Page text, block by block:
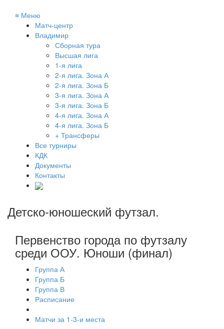
≡ Меню
Матч-центр
Владимир
Сборная тура
Высшая лига
1-я лига
2-я лига. Зона А
2-я лига. Зона Б
3-я лига. Зона А
3-я лига. Зона Б
4-я лига. Зона А
4-я лига. Зона Б
+ Трансферы
Все турниры
КДК
Документы
Контакты
Детско-юношеский футзал.
Первенство города по футзалу
среди ООУ. Юноши (финал)
Группа А
Группа Б
Группа В
Расписание
Матчи за 1-3-и места